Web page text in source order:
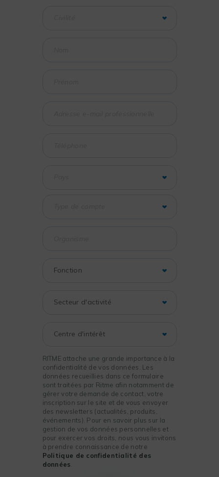
RITME attache une grande importance à la
confidentialité de vos données. Les
données recueillies dans ce formulaire
sont traitées par Ritme afin notamment de
gérer votre demande de contact, votre
inscription sur le site et de vous envoyer
des newsletters (actualités, produits,
événements). Pour en savoir plus sur la
gestion de vos données personnelles et
pour exercer vos droits, nous vous invitons
à prendre connaissance de notre
Politique de confidentialité des
données